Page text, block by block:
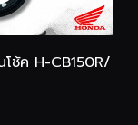
ช้ค H-CB150R/